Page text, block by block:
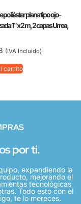
poliéster plana tipo ojo-
1″ x 2 m, 2 capas Urrea,
(IVA Incluido)
carrito
por ti.
expandiendo la
mejorando el
tecnológicas
Todo esto con el
te lo mereces.